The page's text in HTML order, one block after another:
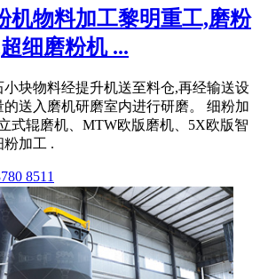
机物料加工黎明重工,磨粉
细磨粉机 ...
块物料经提升机送至料仓,再经输送设
送入磨机研磨室内进行研磨。 细粉加
式辊磨机、MTW欧版磨机、5X欧版智
加工 .
8511